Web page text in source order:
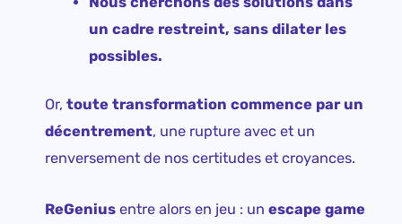
un cadre restreint, sans dilater les
possibles.
Or,toute transformation commence par un
décentrement, une rupture avec et un
renversement de nos certitudes et croyances.
ReGenius entre alors en jeu : unescape game